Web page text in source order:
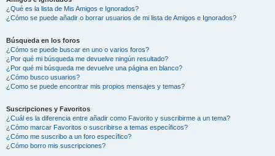
¿Qué es la lista de Mis Amigos e Ignorados?
¿Cómo se puede añadir o borrar usuarios de mi lista de Amigos e Ignorados?
Búsqueda en los foros
¿Cómo se puede buscar en uno o varios foros?
¿Por qué mi búsqueda me devuelve ningún resultado?
¿Por qué mi búsqueda me devuelve una página en blanco?
¿Cómo busco usuarios?
¿Como se puede encontrar mis propios mensajes y temas?
Suscripciones y Favoritos
¿Cuál es la diferencia entre añadir como Favorito y suscribirme a un tema?
¿Cómo marcar Favoritos o suscribirse a temas específicos?
¿Cómo me suscribo a un foro específico?
¿Cómo borro mis suscripciones?